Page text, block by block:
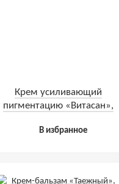
Крем усиливающий
пигментацию «Витасан»,
В избранное